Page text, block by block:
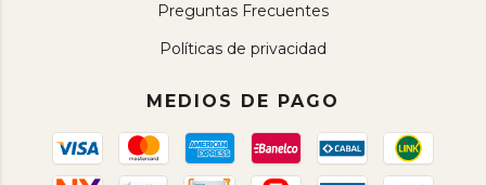
Preguntas Frecuentes
Políticas de privacidad
MEDIOS DE PAGO